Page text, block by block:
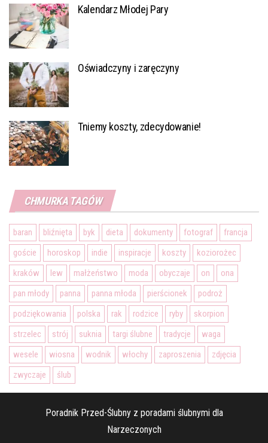
Kalendarz Młodej Pary
Oświadczyny i zaręczyny
Tniemy koszty, zdecydowanie!
CHMURKA TAGÓW
baran bliźnięta byk dieta dokumenty fotograf
francja
goście
horoskop indie inspiracje koszty
koziorożec
kraków
lew małżeństwo moda obyczaje on
ona
pan młody
panna panna młoda pierścionek
podroż
podziękowania
polska rak rodzice ryby
skorpion
strzelec
strój suknia targi ślubne tradycje
waga
wesele
wiosna wodnik włochy zaproszenia
zdjęcia
zwyczaje
ślub
Poradnik Przed-Ślubny z poradami ślubnymi dla
Narzeczonych